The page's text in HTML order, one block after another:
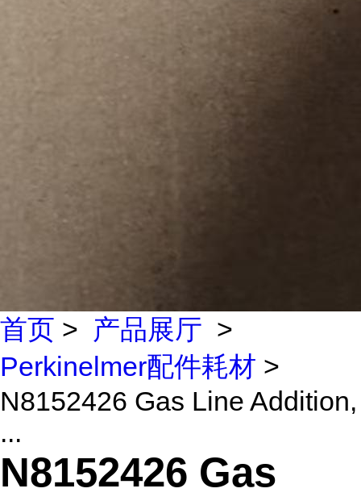
首页 > 产品展厅 >
Perkinelmer配件耗材 >
N8152426 Gas Line Addition,
...
N8152426 Gas